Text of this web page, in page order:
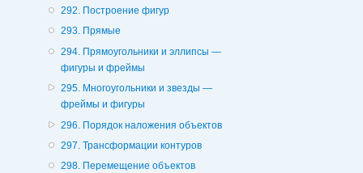
292. Построение фигур
293. Прямые
294. Прямоугольники и эллипсы —
фигуры и фреймы
295. Многоугольники и звезды —
фреймы и фигуры
296. Порядок наложения объектов
297. Трансформации контуров
298. Перемещение объектов